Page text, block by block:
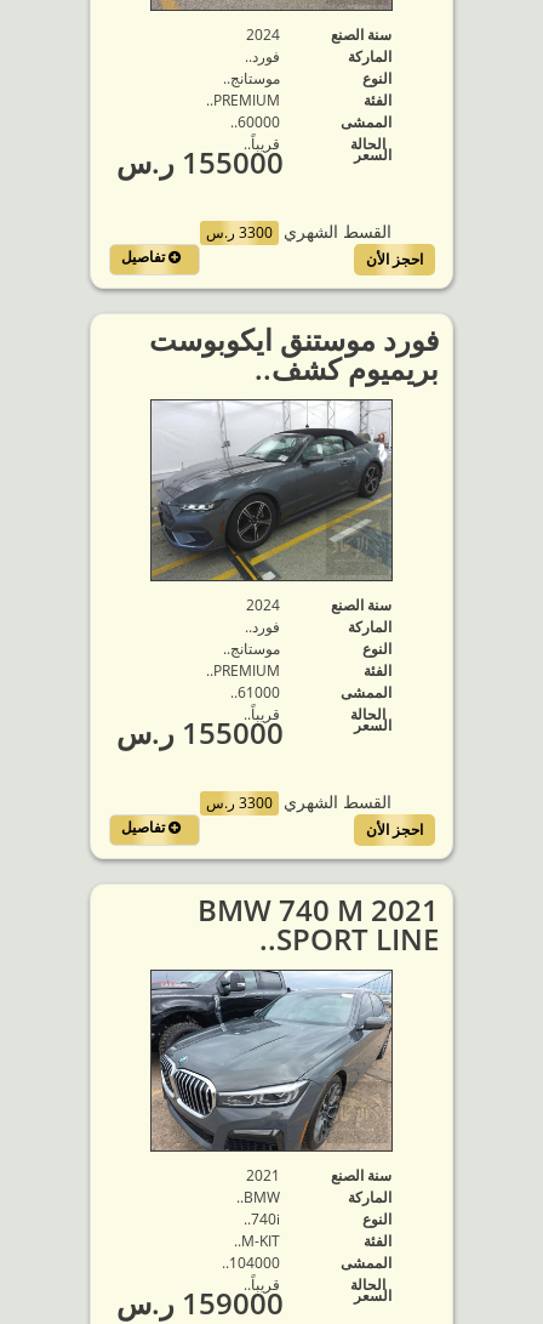
سنة الصنع
2024
الماركة
فورد..
النوع
موستانج..
الفئة
PREMIUM..
الممشى
60000..
الحالة
قريباً..
السعر 155000 ر.س
القسط الشهري 3300 ر.س
تفاصيل
احجز الأن
فورد موستنق ايكوبوست
بريميوم كشف..
سنة الصنع
2024
الماركة
فورد..
النوع
موستانج..
الفئة
PREMIUM..
الممشى
61000..
الحالة
قريباً..
السعر 155000 ر.س
القسط الشهري 3300 ر.س
تفاصيل
احجز الأن
2021 BMW 740 M
SPORT LINE..
سنة الصنع
2021
الماركة
BMW..
النوع
740i..
الفئة
M-KIT..
الممشى
104000..
الحالة
قريباً..
السعر 159000 ر.س